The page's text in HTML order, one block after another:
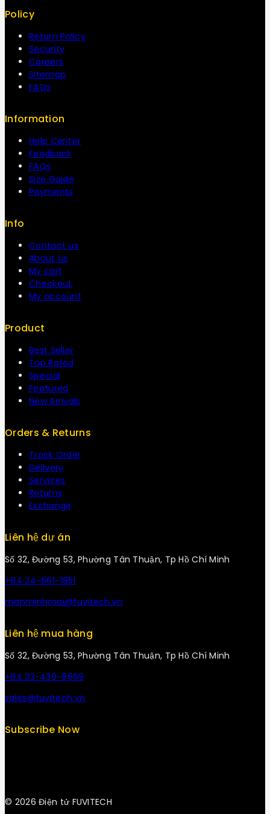
Policy
Return Policy
Security
Careers
Sitemap
FAQs
Information
Help Center
Feedback
FAQs
Size Guide
Payments
Info
Contact us
About us
My cart
Checkout
My account
Product
Best Seller
Top Rated
Special
Featured
New Arrivals
Orders & Returns
Track Order
Delivery
Services
Returns
Exchange
Liên hệ dự án
Số 32, Đường 53, Phường Tân Thuận, Tp Hồ Chí Minh
+84 34-661-1851
manminhmai@fuvitech.vn
Liên hệ mua hàng
Số 32, Đường 53, Phường Tân Thuận, Tp Hồ Chí Minh
+84 33-430-8669
sales@fuvitech.vn
Subscribe Now
© 2026 Điện tử FUVITECH